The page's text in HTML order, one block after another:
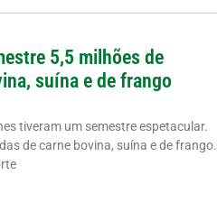
5,5 milhões de
suína e de frango
tiveram um semestre espetacular.
de carne bovina, suína e de frango.